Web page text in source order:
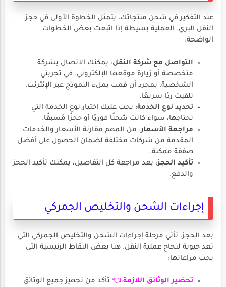
عند التفكير في شحن منتجاتك، يتمثل الخطوة الأولى في حجز
النقل البري. العملية بسيطة إذا اتبعت بعض الخطوات
الواضحة:
التواصل مع شركة النقل: يمكنك الاتصال بشركة
متخصصة أو زيارة موقعها الإلكتروني. في تجربتي
الشخصية، بمجرد أن قمت بملء النموذج عبر الإنترنت،
تلقيت ردًا سريعًا.
تحديد نوع الخدمة: يجب عليك اختيار نوع الخدمة التي
تحتاجها، سواء كانت شحنًا فوريًا أو حجزًا مُسبقًا.
مراجعة الأسعار: من المهم مقارنة الأسعار والخدمات
المقدمة من شركات مختلفة لضمان الحصول على أفضل
صفقة ممكنة.
تأكيد الحجز: بعد مراجعة كل التفاصيل، يمكنك تأكيد الحجز
والدفع.
إجراءات الشحن والتخليص الجمركي
بعد الحجز، تأتي مرحلة إجراءات الشحن والتخليص الجمركي التي
تعد حيوية لنجاح عملية النقل. هنا بعض النقاط الرئيسية التي
يجب مراعاتها:
تحضير الوثائق اللازمة:👈 تأكد من تجهيز جميع الوثائق